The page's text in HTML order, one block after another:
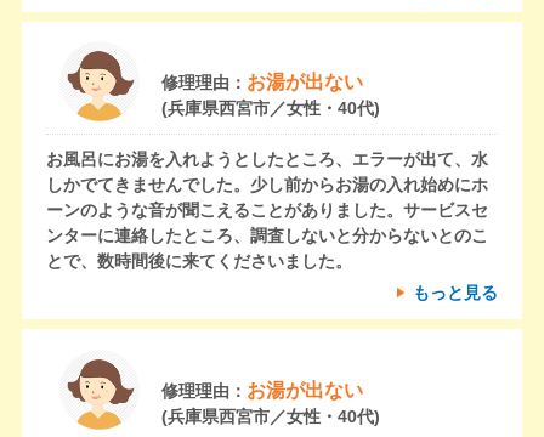
修理理由： お湯が出ない
(兵庫県西宮市／女性・40代)
お風呂にお湯を入れようとしたところ、エラーが出て、水
しかでてきませんでした。少し前からお湯の入れ始めにホ
ーンのような音が聞こえることがありました。サービスセ
ンターに連絡したところ、調査しないと分からないとのこ
とで、数時間後に来てくださいました。
もっと見る
修理理由： お湯が出ない
(兵庫県西宮市／女性・40代)